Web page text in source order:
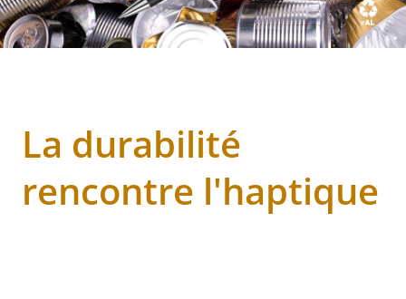
La durabilité
rencontre l'haptique